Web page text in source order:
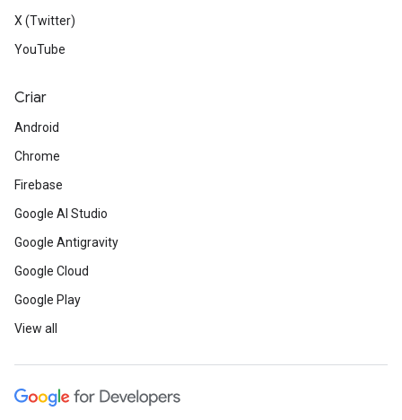
X (Twitter)
YouTube
Criar
Android
Chrome
Firebase
Google AI Studio
Google Antigravity
Google Cloud
Google Play
View all